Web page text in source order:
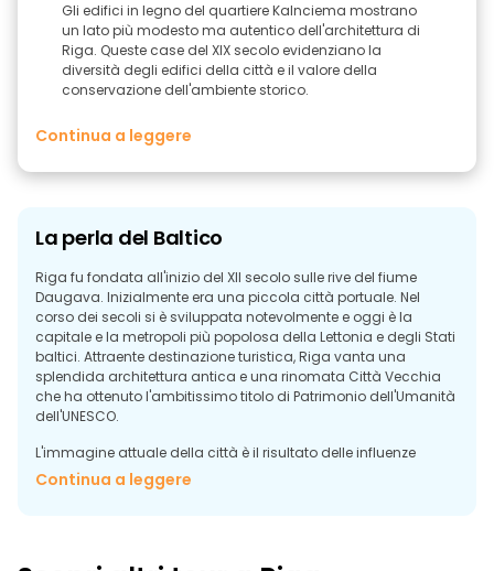
Gli edifici in legno del quartiere Kalnciema mostrano
un lato più modesto ma autentico dell'architettura di
Riga. Queste case del XIX secolo evidenziano la
diversità degli edifici della città e il valore della
conservazione dell'ambiente storico.
Continua a leggere
La perla del Baltico
Riga fu fondata all'inizio del XII secolo sulle rive del fiume
Daugava. Inizialmente era una piccola città portuale. Nel
corso dei secoli si è sviluppata notevolmente e oggi è la
capitale e la metropoli più popolosa della Lettonia e degli Stati
baltici. Attraente destinazione turistica, Riga vanta una
splendida architettura antica e una rinomata Città Vecchia
che ha ottenuto l'ambitissimo titolo di Patrimonio dell'Umanità
dell'UNESCO.
L'immagine attuale della città è il risultato delle influenze
tedesche, svedesi e sovietiche che l'hanno plasmata nel corso
dei secoli. La città presenta edifici in stile Art Nouveau e uno
Continua a leggere